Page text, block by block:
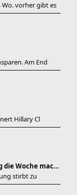
Wo. vorher gibt es
Am End
Hillary Cl
Re: Sub 3:20h mit 3-4 mal Training die Woche machb
stirbt zu